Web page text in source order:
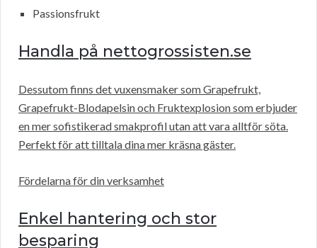
Passionsfrukt
Handla på nettogrossisten.se
Dessutom finns det vuxensmaker som Grapefrukt,
Grapefrukt-Blodapelsin och Fruktexplosion som erbjuder
en mer sofistikerad smakprofil utan att vara alltför söta.
Perfekt för att tilltala dina mer kräsna gäster.
Fördelarna för din verksamhet
Enkel hantering och stor
besparing